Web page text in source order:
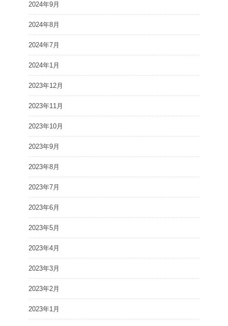
2024年9月
2024年8月
2024年7月
2024年1月
2023年12月
2023年11月
2023年10月
2023年9月
2023年8月
2023年7月
2023年6月
2023年5月
2023年4月
2023年3月
2023年2月
2023年1月